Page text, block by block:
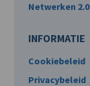
Netwerken 2.0
INFORMATIE
Cookiebeleid
Privacybeleid